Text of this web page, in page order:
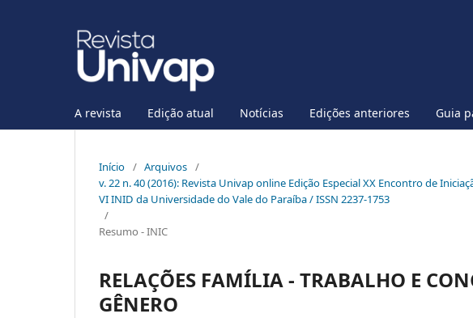
A revista Edição atual Notícias Edições anteriores Guia
Início / Arquivos /
v. 22 n. 40 (2016): Revista Univap online Edição Especial XX Encontro de
VI INID da Universidade do Vale do Paraíba / ISSN 2237-1753
/
Resumo - INIC
RELAÇÕES FAMÍLIA - TRABALHO E
GÊNERO